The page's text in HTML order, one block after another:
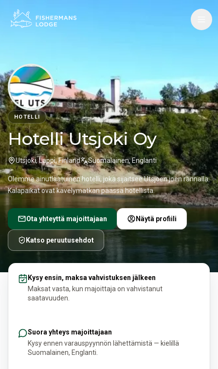
HOTELLI
Hotelli Utsjoki Oy
Utsjoki, Lappi, Finland Suomalainen, Englanti
Olemme ainutlaatuinen hotelli, joka sijaitsee Utsjoen joen rannalla.
Kalapaikat ovat kävelymatkan päässä hotellista.
Ota yhteyttä majoittajaan Näytä profiili
Katso peruutusehdot
Kysy ensin, maksa vahvistuksen jälkeen
Maksat vasta, kun majoittaja on vahvistanut
saatavuuden.
Suora yhteys majoittajaan
Kysy ennen varauspyynnön lähettämistä — kielillä
Suomalainen, Englanti.